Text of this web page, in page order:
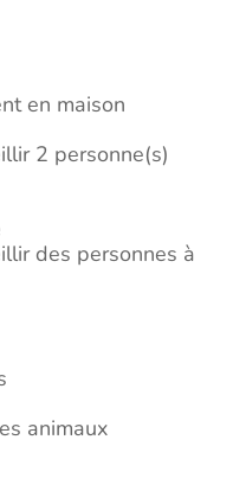
en maison
2 personne(s)
des personnes à
animaux